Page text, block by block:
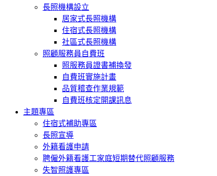
長照機構設立
居家式長照機構
住宿式長照機構
社區式長照機構
照顧服務員自費班
照服務員證書補換發
自費班實施計畫
品質稽查作業規範
自費班核定開課訊息
主題專區
住宿式補助專區
長照宣導
外籍看護申請
聘僱外籍看護工家庭短期替代照顧服務
失智照護專區